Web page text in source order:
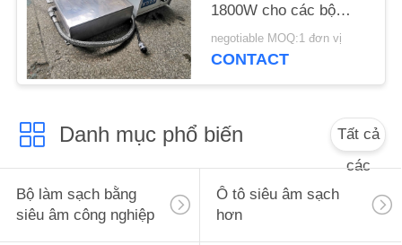
SƠ
ĐỒ
TRANG
PRIVACY
POLICY
1800W cho các bộ
phận khuôn lớn
negotiable MOQ:1 đơn vị
CONTACT
Danh mục phổ biến
Tất cả
các
Bộ làm sạch bằng
siêu âm công nghiệp
Ô tô siêu âm sạch
hơn